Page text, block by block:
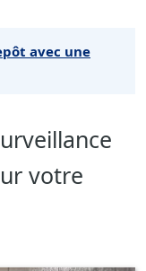
avec une
votre